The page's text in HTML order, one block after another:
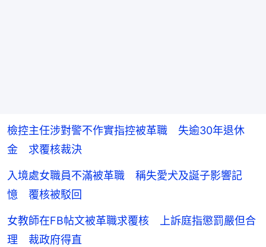
檢控主任涉對警不作實指控被革職 失逾30年退休
金 求覆核裁決
入境處女職員不滿被革職 稱失愛犬及誕子影響記
憶 覆核被駁回
女教師在FB帖文被革職求覆核 上訴庭指懲罰嚴但合
理 裁政府得直